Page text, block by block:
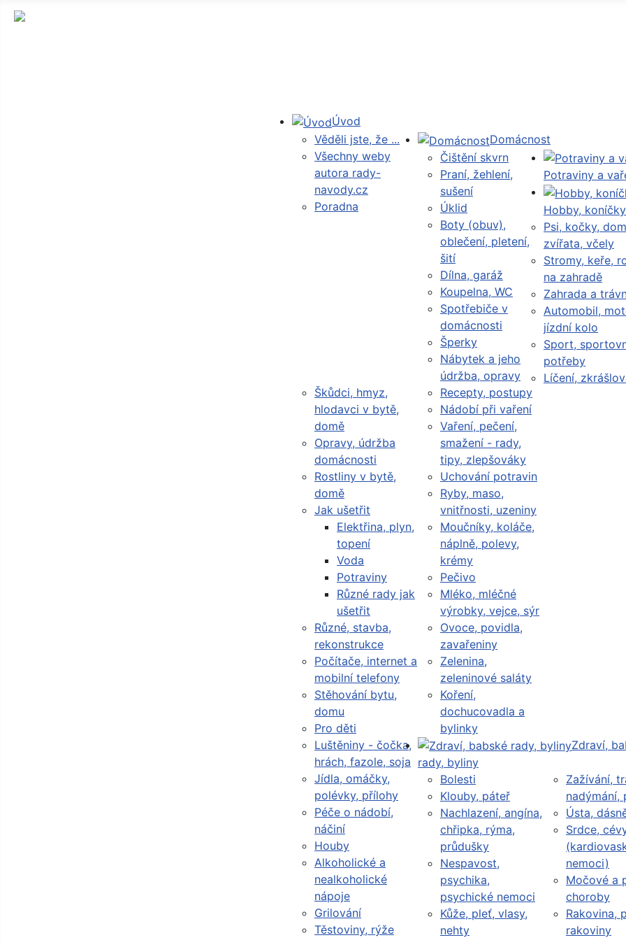
Úvod
Věděli jste, že ...
Všechny weby
autora rady-
navody.cz
Poradna
Domácnost
Čištění skvrn
Praní, žehlení,
sušení
Úklid
Boty (obuv),
oblečení, pletení,
šití
Dílna, garáž
Koupelna, WC
Spotřebiče v
domácnosti
Šperky
Nábytek a jeho
údržba, opravy
Škůdci, hmyz,
hlodavci v bytě,
domě
Opravy, údržba
domácnosti
Rostliny v bytě,
domě
Jak ušetřit
Elektřina, plyn,
topení
Voda
Potraviny
Různé rady jak
ušetřit
Různé, stavba,
rekonstrukce
Počítače, internet a
mobilní telefony
Stěhování bytu,
domu
Pro děti
Potraviny a
Recepty, postupy
Nádobí při vaření
Vaření, pečení,
smažení - rady,
tipy, zlepšováky
Uchování potravin
Ryby, maso,
vnitřnosti, uzeniny
Moučníky, koláče,
náplně, polevy,
krémy
Pečivo
Mléko, mléčné
výrobky, vejce, sýr
Ovoce, povidla,
zavařeniny
Zelenina,
zeleninové saláty
Koření,
dochucovadla a
bylinky
Luštěniny - čočka,
hrách, fazole, soja
Jídla, omáčky,
polévky, přílohy
Péče o nádobí,
náčiní
Houby
Alkoholické a
nealkoholické
nápoje
Grilování
Těstoviny, rýže
Hobby, koníčky
Psi, kočky,
zvířata, včely
Stromy, keře,
na zahradě
Zahrada a
Automobil,
jízdní kolo
Sport,
potřeby
Líčení,
Zdraví,
rady, byliny
Bolesti
Klouby, páteř
Nachlazení, angína,
chřipka, rýma,
průdušky
Nespavost,
psychika,
psychické nemoci
Kůže, pleť, vlasy,
nehty
Zažívání,
nadýmání,
Ústa,
Srdce,
nemoci)
Močové a
choroby
Rakovina,
rakoviny